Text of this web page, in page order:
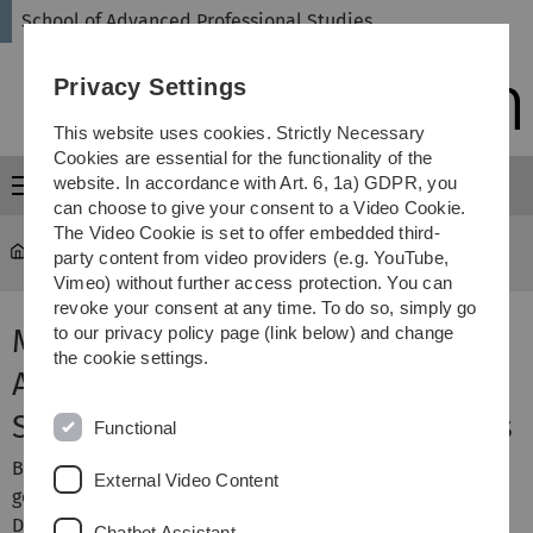
Skip
Skip
Skip
Skip
School of Advanced Professional Studies
Menu
SAPS
Modulanmeldung für einen DAS-
Abschluss im Kontext des
Studiengangs Business Analytics
Bitte füllen Sie im Formular mindestens die mit *
gekennzeichneten Felder aus und überprüfen Sie Ihre
Daten. Bitte beachten Sie dazu die
Privacy Settings
This website uses cookies. Strictly Necessary
Cookies are essential for the functionality of the
website. In accordance with Art. 6, 1a) GDPR, you
can choose to give your consent to a Video Cookie.
The Video Cookie is set to offer embedded third-
party content from video providers (e.g. YouTube,
Vimeo) without further access protection. You can
revoke your consent at any time. To do so, simply go
to our privacy policy page (link below) and change
the cookie settings.
Functional
External Video Content